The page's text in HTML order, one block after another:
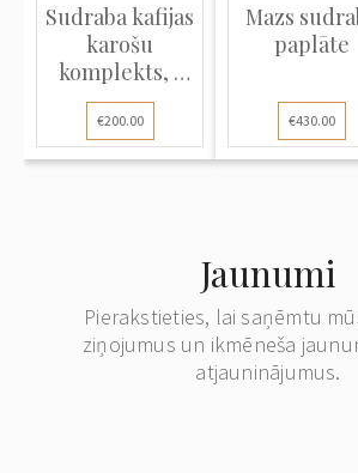
Sudraba kafijas
karošu
komplekts, 5
gab.
€200.00
Mazs
paplāte
€430.00
Jaunumi
Pierakstieties, lai saņēmtu
ziņojumus un ikmēneša
atjauninājumus.